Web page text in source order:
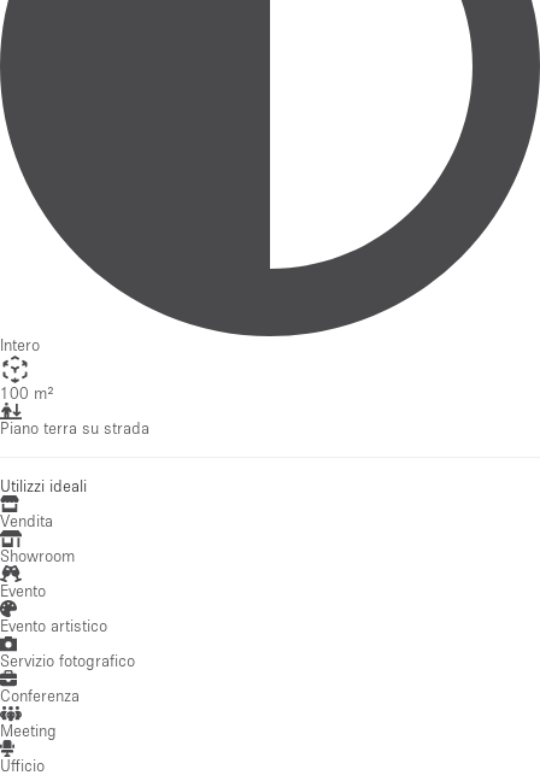
Intero
100 m²
Piano terra su strada
Utilizzi ideali
Vendita
Showroom
Evento
Evento artistico
Servizio fotografico
Conferenza
Meeting
Ufficio